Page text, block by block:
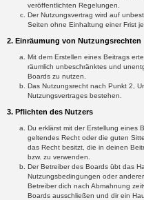
veröffentlichten Regelungen.
Der Nutzungsvertrag wird auf
Seiten ohne Einhaltung einer Frist
2. Einräumung von Nutzungsrechten
Mit dem Erstellen eines Beitrags
räumlich unbeschränktes und
Boards zu nutzen.
Das Nutzungsrecht nach Punkt 2,
Nutzungsvertrages bestehen.
3. Pflichten des Nutzers
Du erklärst mit der Erstellung eines
geltendes Recht oder die guten
das Recht besitzt, die in deinen
bzw. zu verwenden.
Der Betreiber des Boards übt das
Nutzungsbedingungen oder
Betreiber dich nach Abmahnung
Boards ausschließen und dir ein